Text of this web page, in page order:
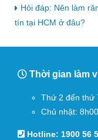
Hỏi đáp: Nên làm
tín tại HCM ở đâu?
Thời gian làm
Thứ 2 đến thứ
Chủ nhật:
Hotline: 1900 56